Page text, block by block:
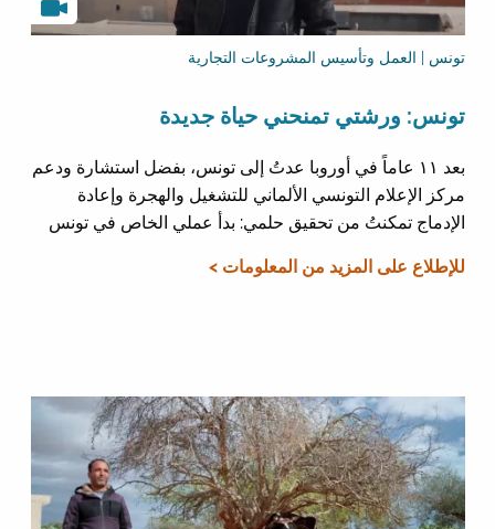
تونس | العمل وتأسيس المشروعات التجارية
تونس: ورشتي تمنحني حياة جديدة
بعد ١١ عاماً في أوروبا عدتُ إلى تونس، بفضل استشارة ودعم
مركز الإعلام التونسي الألماني للتشغيل والهجرة وإعادة
الإدماج تمكنتُ من تحقيق حلمي: بدأ عملي الخاص في تونس
للإطلاع على المزيد من المعلومات >